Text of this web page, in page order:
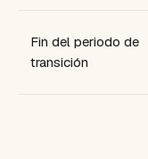
Fin del periodo de
transición